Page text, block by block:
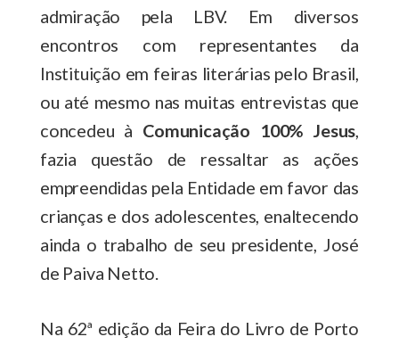
admiração pela LBV. Em diversos
encontros com representantes da
Instituição em feiras literárias pelo Brasil,
ou até mesmo nas muitas entrevistas que
concedeu à Comunicação 100% Jesus,
fazia questão de ressaltar as ações
empreendidas pela Entidade em favor das
crianças e dos adolescentes, enaltecendo
ainda o trabalho de seu presidente, José
de Paiva Netto.
Na 62ª edição da Feira do Livro de Porto